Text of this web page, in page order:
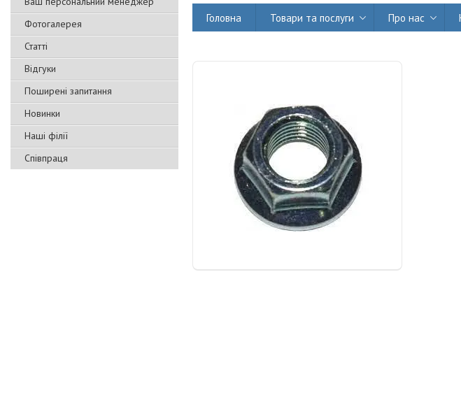
Фотогалерея
Статті
Відгуки
Поширені запитання
Новинки
Наші філії
Співпраця
Головна Товари та послуги Про нас